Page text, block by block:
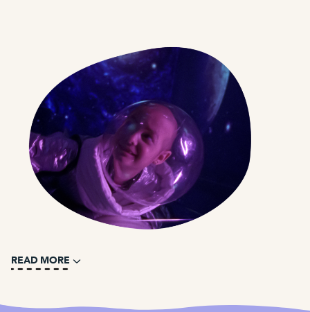
READ MORE